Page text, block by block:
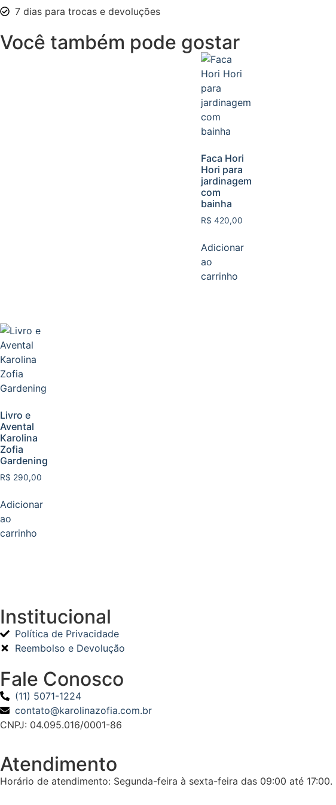
7 dias para trocas e devoluções
Você também pode gostar
Faca Hori
Hori para
jardinagem
com
bainha
R$ 420,00
Adicionar
ao
carrinho
Livro e
Avental
Karolina
Zofia
Gardening
R$ 290,00
Adicionar
ao
carrinho
Institucional
Política de Privacidade
Reembolso e Devolução
Fale Conosco
(11) 5071-1224
contato@karolinazofia.com.br
CNPJ: 04.095.016/0001-86
Atendimento
Horário de atendimento: Segunda-feira à sexta-feira das 09:00 até 17:00.